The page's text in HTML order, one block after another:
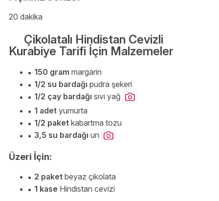
20 dakika
Çikolatalı Hindistan Cevizli
Kurabiye Tarifi İçin Malzemeler
150 gram margarin
1/2 su bardağı pudra şekeri
1/2 çay bardağı sıvı yağ
1 adet yumurta
1/2 paket kabartma tozu
3,5 su bardağı un
Üzeri İçin:
2 paket beyaz çikolata
1 kase Hindistan cevizi